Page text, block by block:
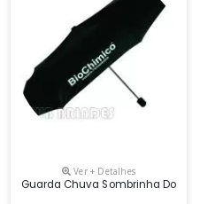
Cabo Plástico. Disponível Na Cor
Ver + Detalhes
Guarda Chuva Sombrinha